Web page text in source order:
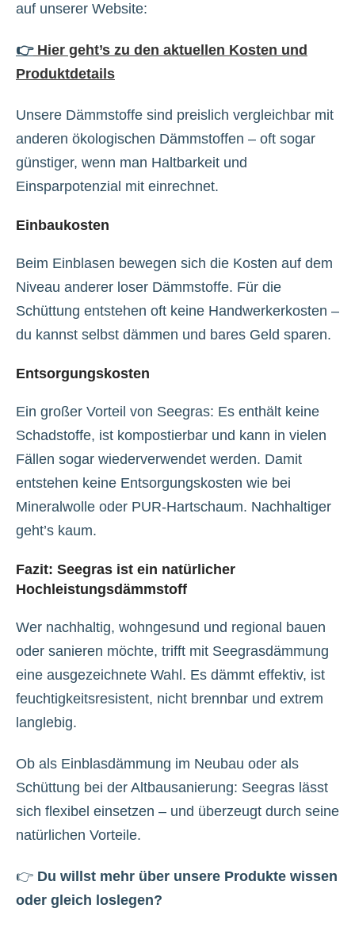
auf unserer Website:
👉Hier geht’s zu den aktuellen Kosten und
Produktdetails
Unsere Dämmstoffe sind preislich vergleichbar mit
anderen ökologischen Dämmstoffen – oft sogar
günstiger, wenn man Haltbarkeit und
Einsparpotenzial mit einrechnet.
Einbaukosten
Beim Einblasen bewegen sich die Kosten auf dem
Niveau anderer loser Dämmstoffe. Für die
Schüttung entstehen oft keine Handwerkerkosten –
du kannst selbst dämmen und bares Geld sparen.
Entsorgungskosten
Ein großer Vorteil von Seegras: Es enthält keine
Schadstoffe, ist kompostierbar und kann in vielen
Fällen sogar wiederverwendet werden. Damit
entstehen keine Entsorgungskosten wie bei
Mineralwolle oder PUR-Hartschaum. Nachhaltiger
geht’s kaum.
Fazit: Seegras ist ein natürlicher
Hochleistungsdämmstoff
Wer nachhaltig, wohngesund und regional bauen
oder sanieren möchte, trifft mit Seegrasdämmung
eine ausgezeichnete Wahl. Es dämmt effektiv, ist
feuchtigkeitsresistent, nicht brennbar und extrem
langlebig.
Ob als Einblasdämmung im Neubau oder als
Schüttung bei der Altbausanierung: Seegras lässt
sich flexibel einsetzen – und überzeugt durch seine
natürlichen Vorteile.
👉 Du willst mehr über unsere Produkte wissen
oder gleich loslegen?